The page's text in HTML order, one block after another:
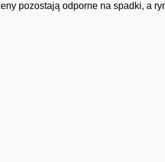
pozostają odporne na spadki, a